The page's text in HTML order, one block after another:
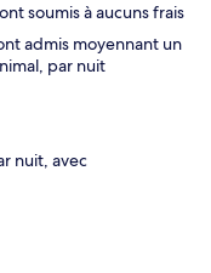
soumis à aucuns frais
admis moyennant un
par nuit
nuit, avec